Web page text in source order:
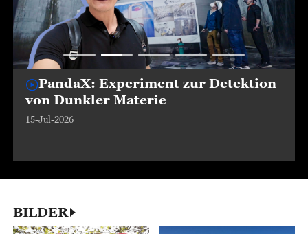
PandaX: Experiment zur Detektion
von Dunkler Materie
15-Jul-2026
BILDER